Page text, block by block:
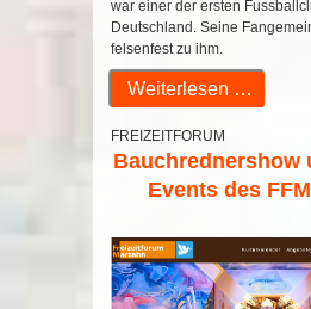
war einer der ersten
Deutschland. Seine
felsenfest zu ihm.
Weiterlesen …
FREIZEITFORUM
Bauchrednershow
Events des